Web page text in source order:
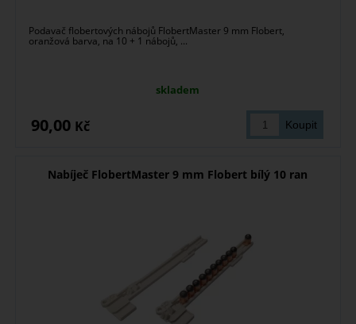
Podavač flobertových nábojů FlobertMaster 9 mm Flobert,
oranžová barva, na 10 + 1 nábojů, ...
skladem
90,00 Kč
Nabíječ FlobertMaster 9 mm Flobert bílý 10 ran